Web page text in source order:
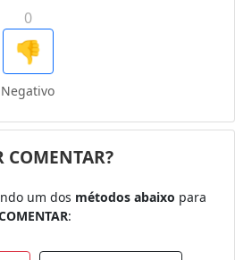
0
👎
Negativo
COMENTAR?
um dos métodos abaixo para
: